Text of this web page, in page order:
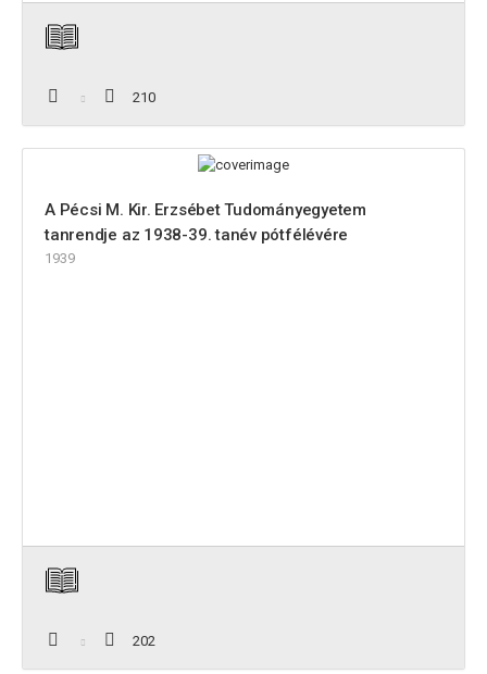
210
A Pécsi M. Kir. Erzsébet Tudományegyetem
tanrendje az 1938-39. tanév pótfélévére
1939
202